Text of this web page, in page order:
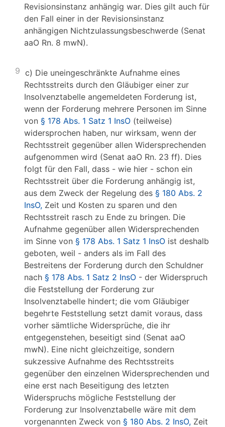
Revisionsinstanz anhängig war. Dies gilt auch für
den Fall einer in der Revisionsinstanz
anhängigen Nichtzulassungsbeschwerde (Senat
aaO Rn. 8 mwN).
9 c) Die uneingeschränkte Aufnahme eines
Rechtsstreits durch den Gläubiger einer zur
Insolvenztabelle angemeldeten Forderung ist,
wenn der Forderung mehrere Personen im Sinne
von § 178 Abs. 1 Satz 1 InsO (teilweise)
widersprochen haben, nur wirksam, wenn der
Rechtsstreit gegenüber allen Widersprechenden
aufgenommen wird (Senat aaO Rn. 23 ff). Dies
folgt für den Fall, dass - wie hier - schon ein
Rechtsstreit über die Forderung anhängig ist,
aus dem Zweck der Regelung des § 180 Abs. 2
InsO, Zeit und Kosten zu sparen und den
Rechtsstreit rasch zu Ende zu bringen. Die
Aufnahme gegenüber allen Widersprechenden
im Sinne von § 178 Abs. 1 Satz 1 InsO ist deshalb
geboten, weil - anders als im Fall des
Bestreitens der Forderung durch den Schuldner
nach § 178 Abs. 1 Satz 2 InsO - der Widerspruch
die Feststellung der Forderung zur
Insolvenztabelle hindert; die vom Gläubiger
begehrte Feststellung setzt damit voraus, dass
vorher sämtliche Widersprüche, die ihr
entgegenstehen, beseitigt sind (Senat aaO
mwN). Eine nicht gleichzeitige, sondern
sukzessive Aufnahme des Rechtsstreits
gegenüber den einzelnen Widersprechenden und
eine erst nach Beseitigung des letzten
Widerspruchs mögliche Feststellung der
Forderung zur Insolvenztabelle wäre mit dem
vorgenannten Zweck von § 180 Abs. 2 InsO, Zeit